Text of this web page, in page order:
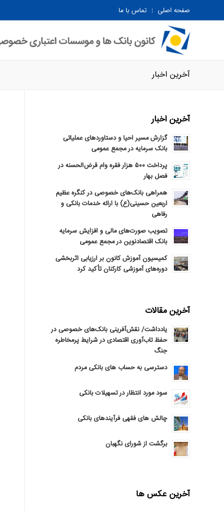
صفحه اصلی تماس با ما
آخرین اخبار
آخرین اخبار
گزارش مسیر احیا و دستاوردهای عملیاتی
بانک سرمایه در مجمع عمومی
پرداخت ۵۰۰ هزار فقره وام قرض‌الحسنه در
فصل بهار
همراهی بانک‌های خصوصی در کنگره عظیم
اربعین حسینی(ع) با ارائه خدمات بانکی و
رفاهی
تصویب صورت‌های مالی و افزایش سرمایه
بانک اقتصادنوین در مجمع عمومی
کمیسیون آموزش کانون بر ارزیابی اثربخشی
دوره‌های آموزشی کارکنان تأکید کرد
آخرین مقالات
یادداشت/ نقش‌آفرینی بانک‌های خصوصی در
حفظ تاب‌آوری اقتصادی در شرایط پرمخاطره
جنگ
دسترسی به حساب های بانکی مردم
سود مورد انتظار در تسهیلات بانکی
چالش های فقهی فرآیندهای بانکی
برگشت از شورای نگهبان
آخرین عکس ها